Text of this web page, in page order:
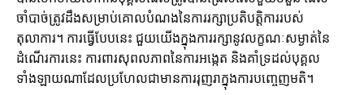
ចាំបាច់ត្រូវដឹងសម្រាប់គោលបំណងនៃការរក្សាប្រតិបត្តិការរបស់
តុលាការ។ ការធ្វើបែបនេះ ជួយយើងក្នុងការរក្សានូវលក្ខណៈសម្ងាត់នៃ
ដំណើរការនេះ ការពារសុពលភាពនៃការអង្កេត និងគាំទ្រដល់បុគ្គល
ទាំងឡាយណាដែលប្រហែលជាមានការរុញរាក្នុងការបញ្ចេញមតិ។